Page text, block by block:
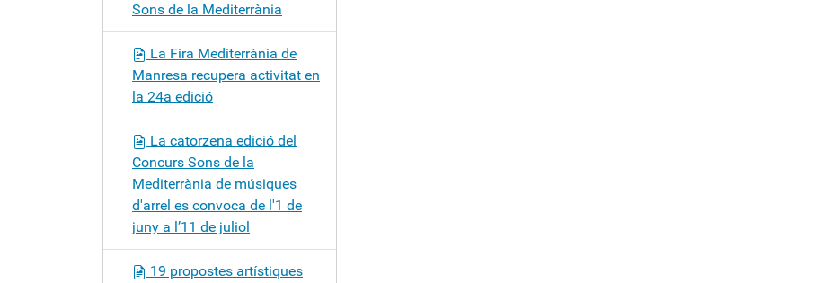
Sons de la Mediterrània
La Fira Mediterrània de
Manresa recupera activitat en
la 24a edició
La catorzena edició del
Concurs Sons de la
Mediterrània de músiques
d'arrel es convoca de l'1 de
juny a l’11 de juliol
19 propostes artístiques